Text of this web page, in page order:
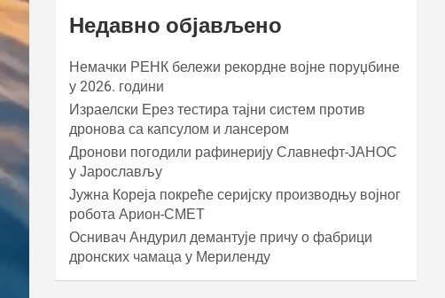
Недавно објављено
Немачки РЕНК бележи рекордне војне поруџбине
у 2026. години
Израелски Ерез тестира тајни систем против
дронова са капсулом и лансером
Дронови погодили рафинерију Славнефт-ЈАНОС
у Јарослављу
Јужна Кореја покреће серијску производњу војног
робота Арион-СМЕТ
Оснивач Андурил демантује причу о фабрици
дронских чамаца у Мериленду